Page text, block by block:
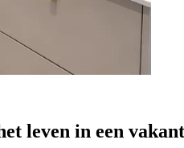
leven in een